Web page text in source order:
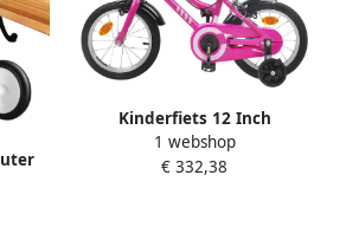
Kinderfiets 12 Inch
Klassieke kinderfiets Buiten
rijden Stevige stalen
1 webshop
€ 332,38